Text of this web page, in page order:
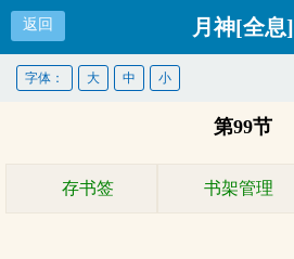
返回 月神[全息]
字体： 大 中 小
第99节
存书签 书架管理